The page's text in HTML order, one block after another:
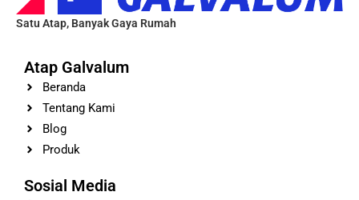
Satu Atap, Banyak Gaya Rumah
Atap Galvalum
Beranda
Tentang Kami
Blog
Produk
Sosial Media